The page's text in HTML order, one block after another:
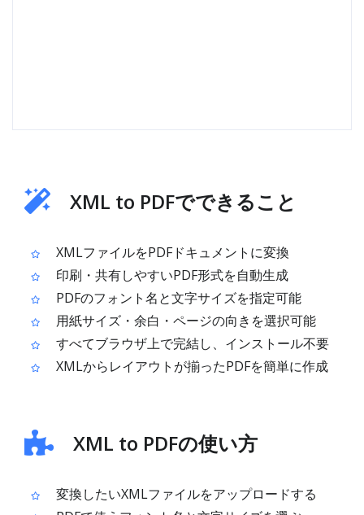
XML to PDFでできること
XMLファイルをPDFドキュメントに変換
印刷・共有しやすいPDF形式を自動生成
PDFのフォント名と文字サイズを指定可能
用紙サイズ・余白・ページの向きを選択可能
すべてブラウザ上で完結し、インストール不要
XMLからレイアウトが揃ったPDFを簡単に作成
XML to PDFの使い方
変換したいXMLファイルをアップロードする